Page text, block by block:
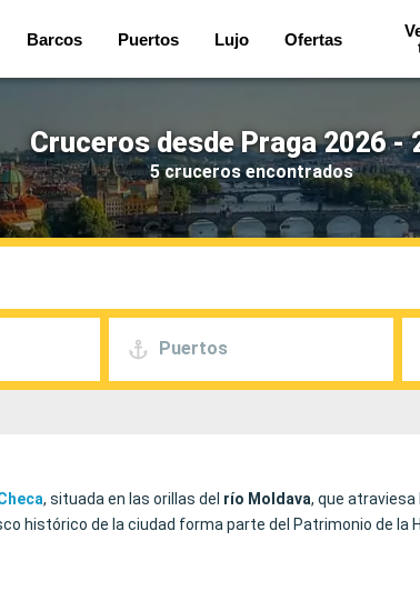
Barcos Puertos Lujo Ofertas
Cruceros desde Praga 2026 -
5 cruceros encontrados
Puertos
, situada en las orillas del río Moldava, que atraviesa
histórico de la ciudad forma parte del Patrimonio de la